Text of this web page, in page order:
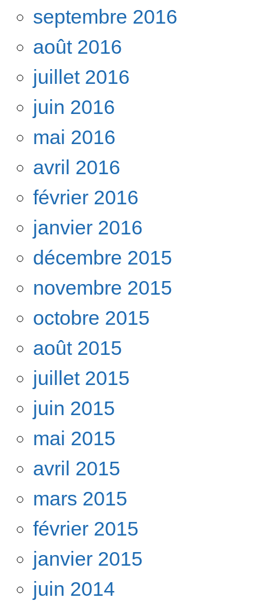
septembre 2016
août 2016
juillet 2016
juin 2016
mai 2016
avril 2016
février 2016
janvier 2016
décembre 2015
novembre 2015
octobre 2015
août 2015
juillet 2015
juin 2015
mai 2015
avril 2015
mars 2015
février 2015
janvier 2015
juin 2014